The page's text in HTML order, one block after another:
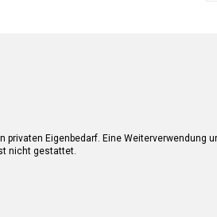
Eigenbedarf. Eine Weiterverwendung
nicht gestattet.